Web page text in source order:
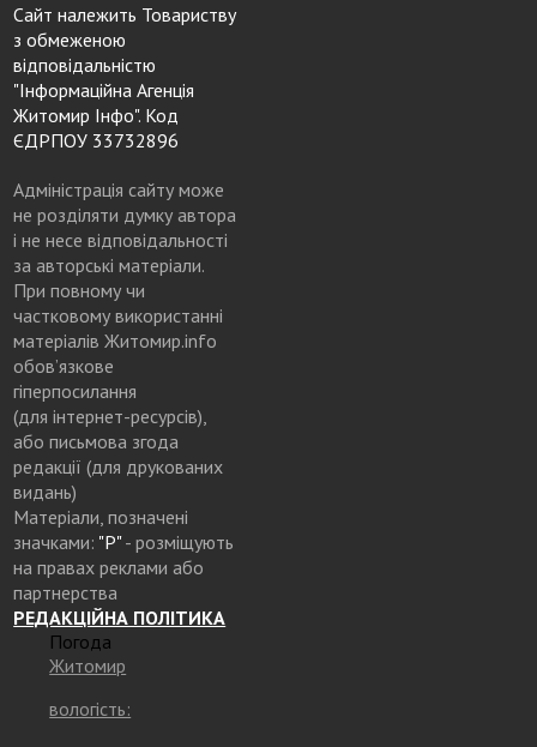
Сайт належить Товариству
з обмеженою
відповідальністю
"Інформаційна Агенція
Житомир Інфо". Код
ЄДРПОУ 33732896
Адміністрація сайту може
не розділяти думку автора
і не несе відповідальності
за авторські матеріали.
При повному чи
частковому використанні
матеріалів Житомир.info
обов’язкове
гіперпосилання
(для інтернет-ресурсів),
або письмова згода
редакції (для друкованих
видань)
Матеріали, позначені
значками: "Р"- розміщують
на правах реклами або
партнерства
РЕДАКЦІЙНА ПОЛІТИКА
Погода
Житомир
вологість: